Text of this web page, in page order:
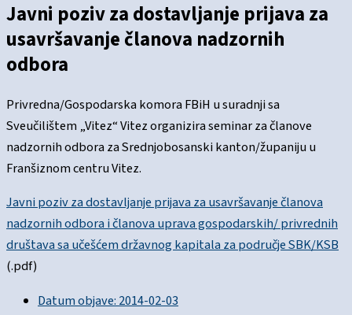
Javni poziv za dostavljanje prijava za
usavršavanje članova nadzornih
odbora
Privredna/Gospodarska komora FBiH u suradnji sa
Sveučilištem „Vitez“ Vitez organizira seminar za članove
nadzornih odbora za Srednjobosanski kanton/županiju u
Franšiznom centru Vitez.
Javni poziv za dostavljanje prijava za usavršavanje članova
nadzornih odbora i članova uprava gospodarskih/ privrednih
društava sa učešćem državnog kapitala za područje SBK/KSB
(.pdf)
Datum objave: 2014-02-03